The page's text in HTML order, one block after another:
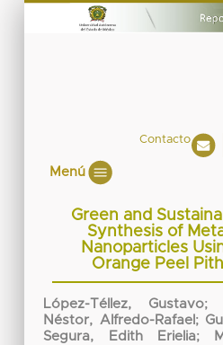
Contacto
Menú
Green and
Synthesis of
Nanoparticles
Orange Peel Pith
López-Téllez, Gustavo;
Néstor, Alfredo-Rafael ;
Segura, Edith Erielia;